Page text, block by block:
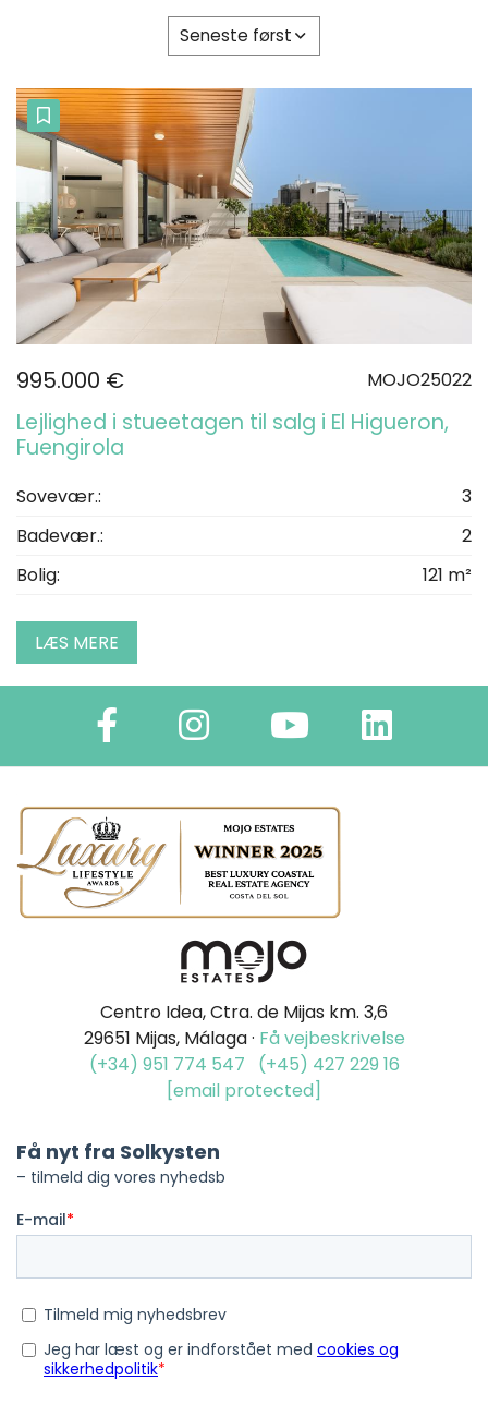
Seneste først
995.000 € MOJO25022
Lejlighed i stueetagen til salg i El Higueron,
Fuengirola
Sovevær.:
3
Badevær.:
2
Bolig:
121 m²
LÆS MERE
Centro Idea, Ctra. de Mijas km. 3,6
29651 Mijas, Málaga · Få vejbeskrivelse
(+34) 951 774 547
(+45) 427 229 16
[email protected]